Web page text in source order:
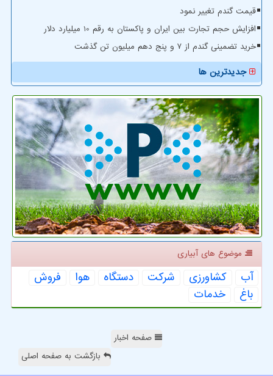
قیمت گندم تغییر نمود
افزایش حجم تجارت بین ایران و پاکستان به رقم 10 میلیارد دلار
خرید تضمینی گندم از ۷ و پنج دهم میلیون تن گذشت
جدیدترین ها
موضوع های آبیاری
آب كشاورزی شركت دستگاه هوا
فروش
باغ
خدمات
صفحه اخبار
بازگشت به صفحه اصلی